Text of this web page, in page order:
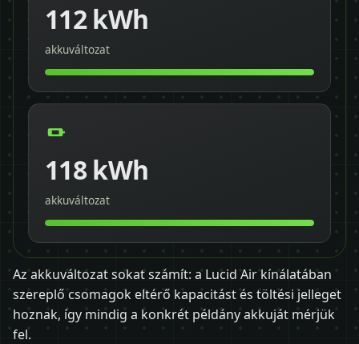
112 kWh
akkuváltozat
118 kWh
akkuváltozat
Az akkuváltozat sokat számít: a Lucid Air kínálatában
szereplő csomagok eltérő kapacitást és töltési jelleget
hoznak, így mindig a konkrét példány akkuját mérjük
fel.